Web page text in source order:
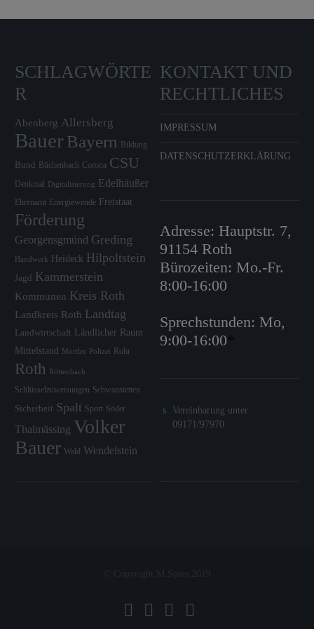
SCHLAGWÖRTE
R
Abenberg Allersberg
Bauer Bayern Bildung
Bund Büchenbach Corona CSU
Denkmal Digitalisierung Edelhäußer
Ehrenamt Energiewende Freistaat
Förderung
Georgensgmünd Greding
Handwerk Heideck Hilpoltstein
Jagd Kammerstein
Kommunen Kreis Roth
Landkreis Roth Landtag
Landwirtschaft Ländlicher Raum
Mittelstand Mortler Polizei Rohr
Roth Röttenbach
Schlüsselzuweisungen Schwanstetten
Sicherheit Spalt Sport Söder
Thalmässing Volker
Bauer Wald Wendelstein
KONTAKT UND
RECHTLICHES
IMPRESSUM
DATENSCHUTZERKLÄRUNG
Adresse: Hauptstr. 7,
91154 Roth
Bürozeiten: Mo.-Fr.
8:00-16:00
Sprechstunden: Mo,
9:00-16:00*
Vereinbarung unter
09171/97970